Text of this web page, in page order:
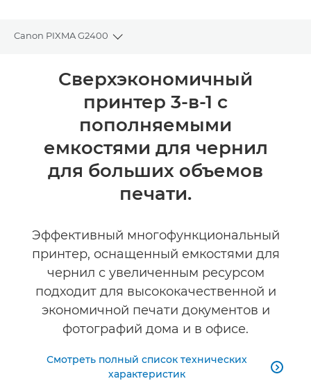
Canon PIXMA G2400
Toggle breadcrumbs
Общая информация
Технические характеристики
Поддержка
Сверхэкономичный
принтер 3-в-1 с
пополняемыми
емкостями для чернил
для больших объемов
печати.
Эффективный многофункциональный
принтер, оснащенный емкостями для
чернил с увеличенным ресурсом
подходит для высококачественной и
экономичной печати документов и
фотографий дома и в офисе.
Смотреть полный список технических
характеристик
